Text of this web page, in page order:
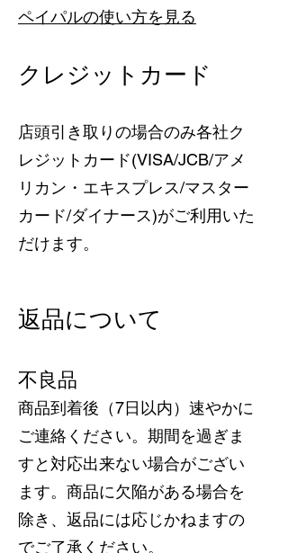
ペイパルの使い方を見る
クレジットカード
店頭引き取りの場合のみ各社ク
レジットカード(VISA/JCB/アメ
リカン・エキスプレス/マスター
カード/ダイナース)がご利用いた
だけます。
返品について
不良品
商品到着後（7日以内）速やかに
ご連絡ください。期間を過ぎま
すと対応出来ない場合がござい
ます。商品に欠陥がある場合を
除き、返品には応じかねますの
でご了承ください。